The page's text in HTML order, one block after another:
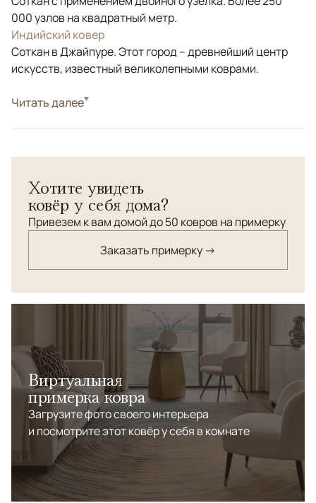
000 узлов на квадратный метр.
Индийский ковер
Соткан в Джайпуре. Этот город – древнейший центр
искусств, известный великолепными коврами.
СтильСовременные
Читать далее
Хотите увидеть
ковёр у себя дома?
Привезем к вам домой до 50 ковров на примерку
Заказать примерку →
Виртуальная
примерка ковра
Загрузите фото своего интерьера
и посмотрите этот ковёр у себя в комнате